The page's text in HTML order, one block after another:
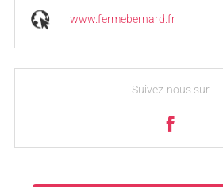
www.fermebernard.fr
Suivez-nous sur